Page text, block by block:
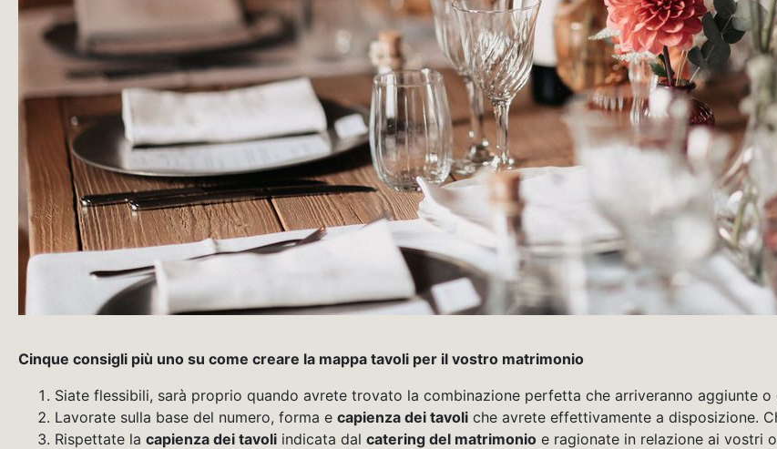
Cinque consigli più uno su come creare la mappa tavoli per il vostro matrimonio
Siate flessibili, sarà proprio quando avrete trovato la combinazione perfetta che arriveranno aggiunte
Lavorate sulla base del numero, forma e capienza dei tavoli che avrete effettivamente a disposizione.
Rispettate la capienza dei tavoli indicata dal catering del matrimonio e ragionate in relazione ai vostri